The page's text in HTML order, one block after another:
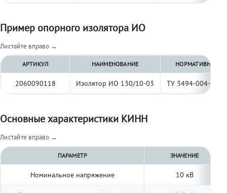
Пример опорного изолятора ИО
Листайте вправо →
АРТИКУЛ НАИМЕНОВАНИЕ НОРМАТИВНЫЙ
2060090118 Изолятор ИО 130/10-03 ТУ 3494-004-
Основные характеристики КИНН
Листайте вправо →
ПАРАМЕТР ЗНАЧЕНИЕ
Номинальное напряжение 10 кВ